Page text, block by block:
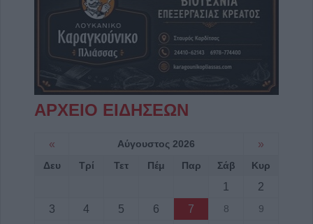
ΑΡΧΕΙΟ ΕΙΔΗΣΕΩΝ
« Αύγουστος 2026 »
Δευ Τρί Τετ Πέμ Παρ Σάβ Κυρ
1
2
3
4 5 6 7 8
9